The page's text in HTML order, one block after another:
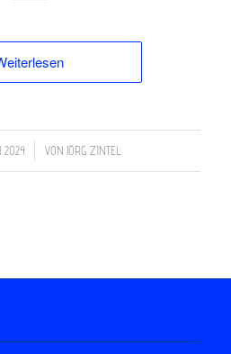
2024 VONJÖRG ZINTEL